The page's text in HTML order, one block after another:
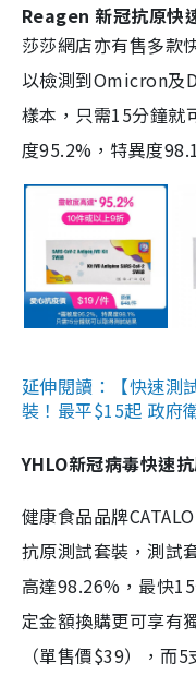
Reagen 新冠抗原快
莎莎網店亦有售多款
以檢測到Omicron及
樣本，只需15分鐘就
度95.2%，特異度
延伸閱讀：【快速測
裝！最平$15起 政府
YHLO新冠病毒快速
健康食品品牌
抗原測試套裝，測試
高達98.26%，最快
定金額換購更可享有
（單售價$39），而